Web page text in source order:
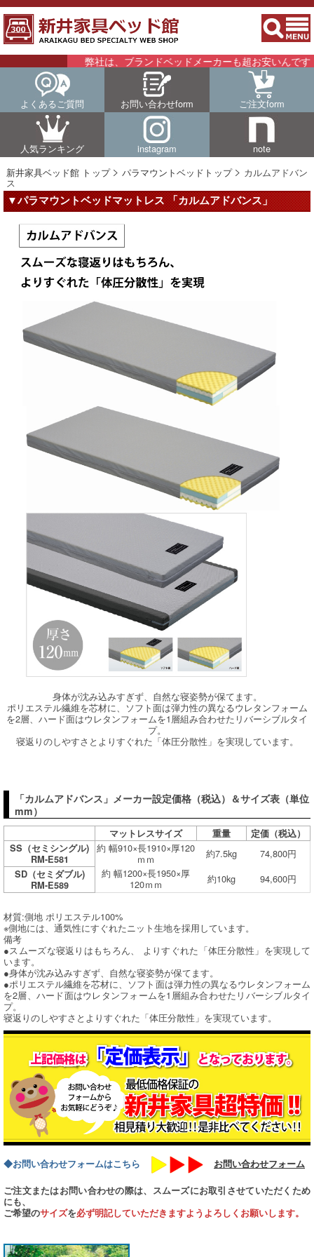
弊社は、ブランドベッドメーカーも超お安いんです！
よくあるご質問 お問い合わせform ご注文form
人気ランキング instagram
note
新井家具ベッド館 トップ
パラマウントベッドトップ カルムアドバン
ス
▼パラマウントベッドマットレス 「カルムアドバンス」
身体が沈み込みすぎず、自然な寝姿勢が保てます。
ポリエステル繊維を芯材に、ソフト面は弾力性の異なるウレタンフォーム
を2層、ハード面はウレタンフォームを1層組み合わせたリバーシブルタイ
プ。
寝返りのしやすさとよりすぐれた「体圧分散性」を実現しています。
「カルムアドバンス」メーカー設定価格（税込）＆サイズ表（単位
mm）
マットレスサイズ 重量
定価（税込）
SS（セミシングル)
RM-E581
約 幅910×長1910×厚120
ｍｍ
約7.5kg 74,800円
SD（セミダブル)
RM-E589
約 幅1200×長1950×厚
120ｍｍ
約10kg 94,600円
材質:側地 ポリエステル100%
※側地には、通気性にすぐれたニット生地を採用しています。
備考
●スムーズな寝返りはもちろん、 よりすぐれた「体圧分散性」を実現して
います。
●身体が沈み込みすぎず、自然な寝姿勢が保てます。
●ポリエステル繊維を芯材に、ソフト面は弾力性の異なるウレタンフォーム
を2層、ハード面はウレタンフォームを1層組み合わせたリバーシブルタイ
プ。
寝返りのしやすさとよりすぐれた「体圧分散性」を実現ています。
◆お問い合わせフォームはこちら お問い合わせフォーム
ご注文またはお問い合わせの際は、スムーズにお取引させていただくため
にも、
ご希望のサイズを必ず明記していただきますようよろしくお願いします。